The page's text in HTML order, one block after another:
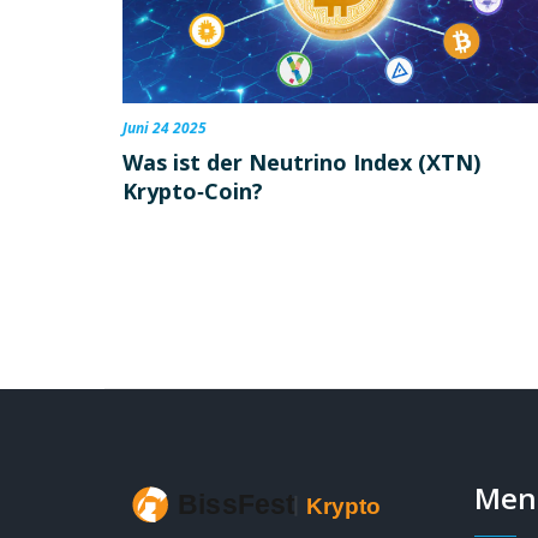
Juni 24 2025
Was ist der Neutrino Index (XTN)
Krypto‑Coin?